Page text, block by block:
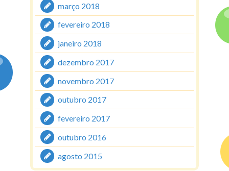
março 2018
fevereiro 2018
janeiro 2018
dezembro 2017
novembro 2017
outubro 2017
fevereiro 2017
outubro 2016
agosto 2015